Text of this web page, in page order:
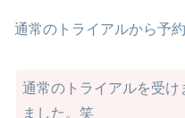
通常のトライアルから予
通常のトライアルを受け
ました。笑